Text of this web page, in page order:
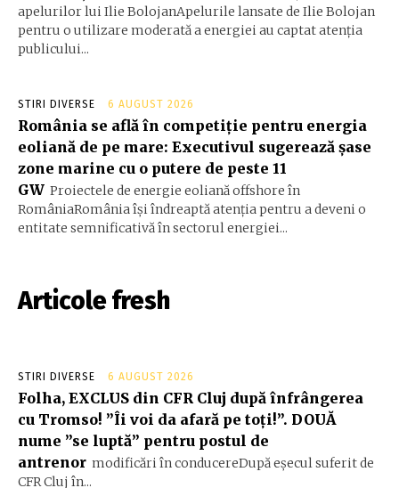
apelurilor lui Ilie BolojanApelurile lansate de Ilie Bolojan
pentru o utilizare moderată a energiei au captat atenția
publicului...
STIRI DIVERSE 6 AUGUST 2026
România se află în competiție pentru energia
eoliană de pe mare: Executivul sugerează șase
zone marine cu o putere de peste 11
GW Proiectele de energie eoliană offshore în
RomâniaRomânia își îndreaptă atenția pentru a deveni o
entitate semnificativă în sectorul energiei...
Articole fresh
STIRI DIVERSE 6 AUGUST 2026
Folha, EXCLUS din CFR Cluj după înfrângerea
cu Tromso! ”Îi voi da afară pe toți!”. DOUĂ
nume ”se luptă” pentru postul de
antrenor modificări în conducereDupă eșecul suferit de
CFR Cluj în...